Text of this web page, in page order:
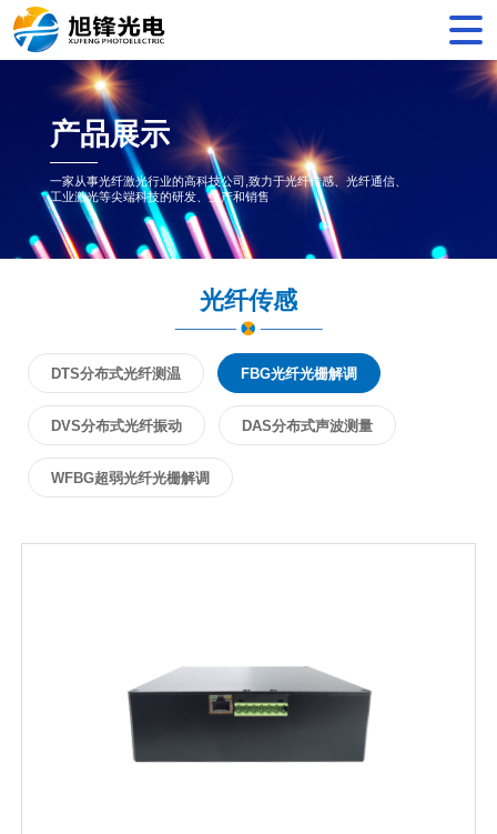
产品展示
一家从事光纤激光行业的高科技公司,致力于光纤传感、光纤通信、
工业激光等尖端科技的研发、生产和销售
光纤传感
DTS分布式光纤测温 FBG光纤光栅解调
DVS分布式光纤振动 DAS分布式声波测量
WFBG超弱光纤光栅解调